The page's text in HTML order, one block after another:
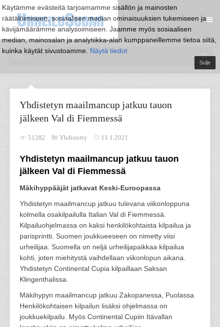
Käytämme evästeitä tarjoamamme sisällön ja mainosten
räätälöimiseen, sosiaalisen median ominaisuuksien tukemiseen ja
kävijämäärämme analysoimiseen. Jaamme myös sosiaalisen
median, mainosalan ja analytiikka-alan kumppaneillemme tietoa siitä,
kuinka käytät sivustoamme. Näytä tiedot
Sulje
Yhdistetyn maailmancup jatkuu tauon
jälkeen Val di Fiemmessä
51282 Yhdistetty 11.1.2021
Yhdistetyn maailmancup jatkuu tauon
jälkeen Val di Fiemmessä
Mäkihyppääjät jatkavat Keski-Euroopassa
Yhdistetyn maailmancup jatkuu tulevana viikonloppuna
kolmella osakilpailulla Italian Val di Fiemmessä.
Kilpailuohjelmassa on kaksi henkilökohtaista kilpailua ja
parisprintti. Suomen joukkueeseen on nimetty viisi
urheilijaa. Suomella on neljä urheilijapaikkaa kilpailua
kohti, joten miehitystä vaihdellaan viikonlopun aikana.
Yhdistetyn Continental Cupia kilpaillaan Saksan
Klingenthalissa.
Mäkihypyn maailmancup jatkuu Zakopanessa, Puolassa.
Henkilökohtaisen kilpailun lisäksi ohjelmassa on
joukkuekilpailu. Myös Continental Cupiin Itävallan